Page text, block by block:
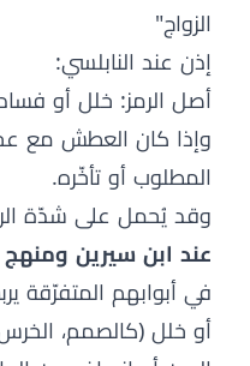
الزواج"
إذن عند النابلسي:
أصل الرمز: خلل أو
وإذا كان العطش مع
المطلوب أو تأخّره.
وقد يُحمل على شدّة
عند ابن سيرين
في أبوابهم المتفرّقة
أو خلل (كالصمم،